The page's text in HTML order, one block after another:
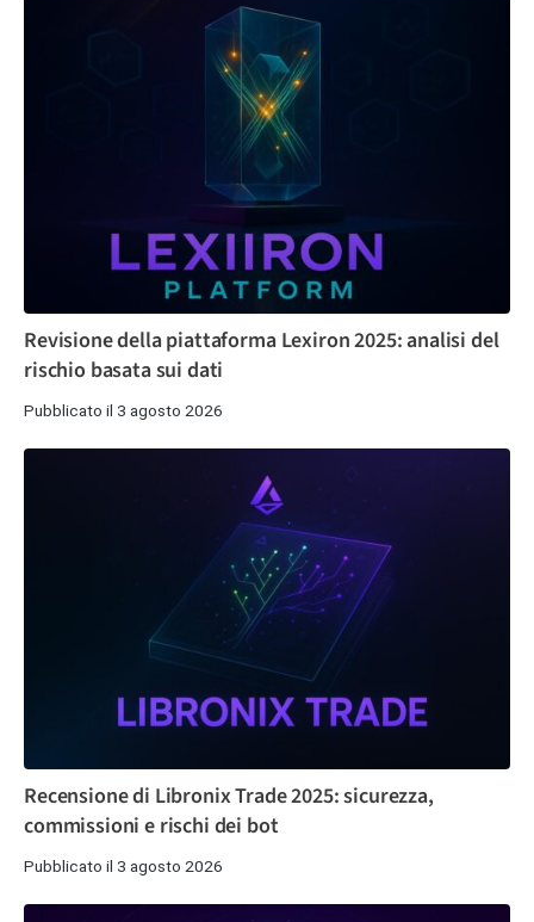
Revisione della piattaforma Lexiron 2025: analisi del
rischio basata sui dati
Pubblicato il 3 agosto 2026
Recensione di Libronix Trade 2025: sicurezza,
commissioni e rischi dei bot
Pubblicato il 3 agosto 2026